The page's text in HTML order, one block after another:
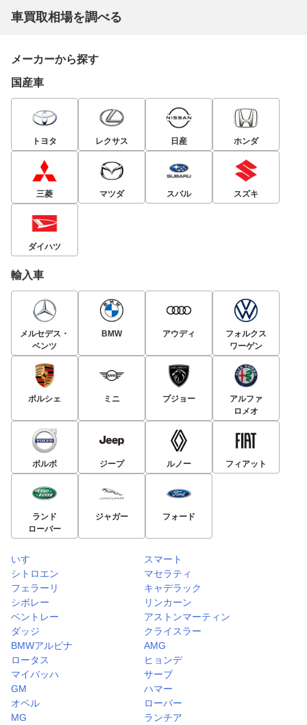
車買取相場を調べる
メーカーから探す
国産車
トヨタ レクサス 日産 ホンダ
三菱 マツダ スバル スズキ
ダイハツ
輸入車
メルセデス・
ベンツ
BMW アウディ
フォルクス
ワーゲン
ポルシェ ミニ プジョー
アルファ
ロメオ
ボルボ ジープ ルノー フィアット
ランド
ローバー
ジャガー フォード
いすゞ
スマート
シトロエン
マセラティ
フェラーリ
キャデラック
シボレー
リンカーン
ベントレー
アストンマーティン
ダッジ
クライスラー
BMWアルピナ
AMG
ロータス
ヒョンデ
マイバッハ
サーブ
GM
ハマー
オペル
ローバー
MG
ランチア